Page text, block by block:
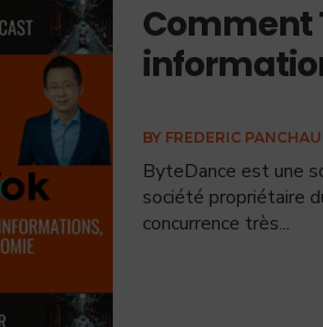
Comment
BY FREDERIC
ByteDance est une
société propriétaire
concurrence très...